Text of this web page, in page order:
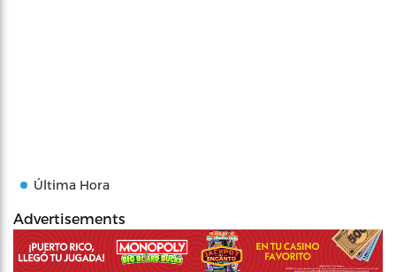
Última Hora
Advertisements